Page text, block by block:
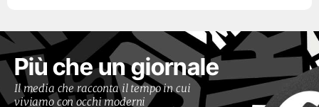
Più che un giornale
Il media che racconta il tempo in cui
viviamo con occhi moderni